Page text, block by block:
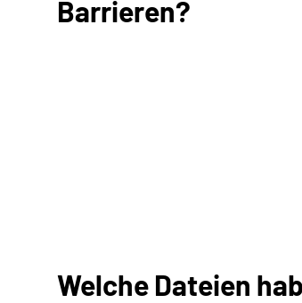
Barrieren?
Welche Dateien